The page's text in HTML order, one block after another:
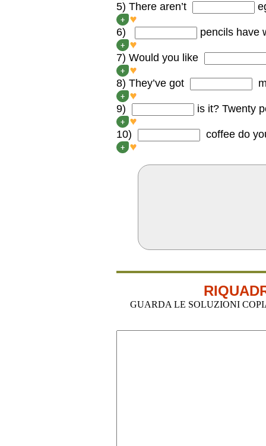
5) There aren’t
+
6)
pencils have
+
7) Would you like
+
8) They’ve got
+
9)
is it? Twenty
+
10)
coffee do
+
GUARDA LE SOLUZIONI